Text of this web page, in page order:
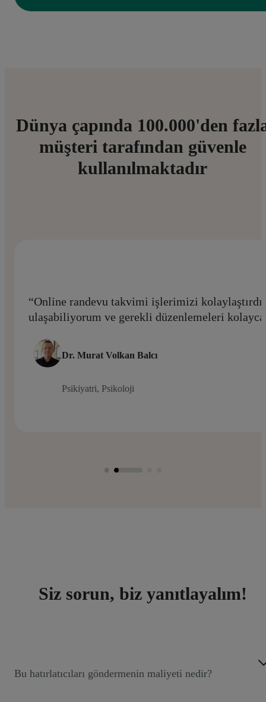
Dünya çapında 100.000'den
müşteri tarafından güvenle
kullanılmaktadır
“Online randevu takvimi işlerimizi
ulaşabiliyorum ve gerekli düzenlemeleri kolayca
Dr. Murat Volkan Balcı
Psikiyatri, Psikoloji
Siz sorun, biz yanıtlayalım!
Bu hatırlatıcıları göndermenin maliyeti nedir?